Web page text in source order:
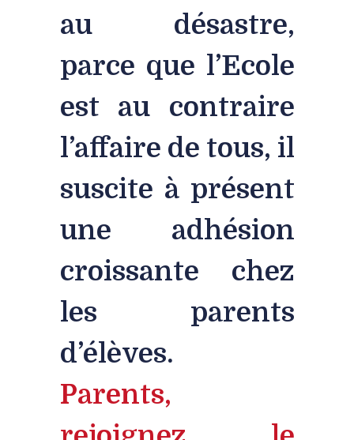
au désastre,
parce que l’Ecole
est au contraire
l’affaire de tous, il
suscite à présent
une adhésion
croissante chez
les parents
d’élèves.
Parents,